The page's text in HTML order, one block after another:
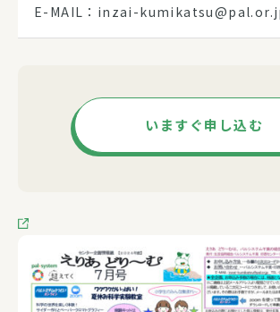
E-MAIL：inzai-
いますぐ申し込む